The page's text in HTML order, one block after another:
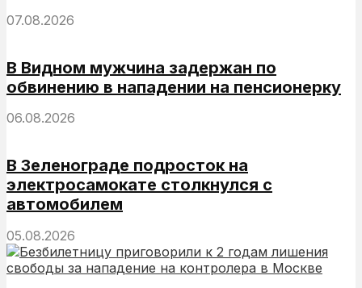
07.08.2026
В Видном мужчина задержан по
обвинению в нападении на пенсионерку
06.08.2026
В Зеленограде подросток на
электросамокате столкнулся с
автомобилем
05.08.2026